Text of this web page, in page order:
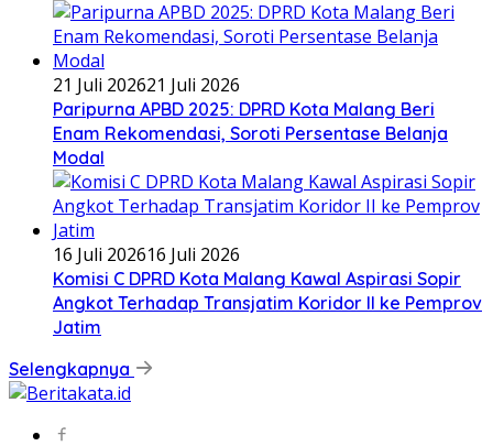
21 Juli 202621 Juli 2026
Paripurna APBD 2025: DPRD Kota Malang Beri
Enam Rekomendasi, Soroti Persentase Belanja
Modal
16 Juli 202616 Juli 2026
Komisi C DPRD Kota Malang Kawal Aspirasi Sopir
Angkot Terhadap Transjatim Koridor II ke Pemprov
Jatim
Selengkapnya